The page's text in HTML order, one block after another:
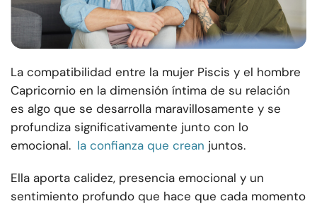
La compatibilidad entre la mujer Piscis y el hombre
Capricornio en la dimensión íntima de su relación
es algo que se desarrolla maravillosamente y se
profundiza significativamente junto con lo
emocional. la confianza que crean juntos.
Ella aporta calidez, presencia emocional y un
sentimiento profundo que hace que cada momento